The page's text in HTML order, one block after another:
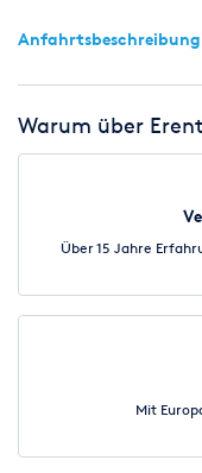
Anfahrtsbeschreibung
Warum über
Über 15 Jahre
Mit